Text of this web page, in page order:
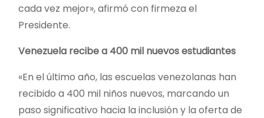
cada vez mejor», afirmó con firmeza el
Presidente.
Venezuela recibe a 400 mil nuevos estudiantes
«En el último año, las escuelas venezolanas han
recibido a 400 mil niños nuevos, marcando un
paso significativo hacia la inclusión y la oferta de